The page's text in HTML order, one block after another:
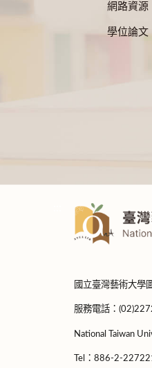
網路資源
學位論文
國立臺灣藝術大學
服務電話：
National Taiwan
Tel：886-2-